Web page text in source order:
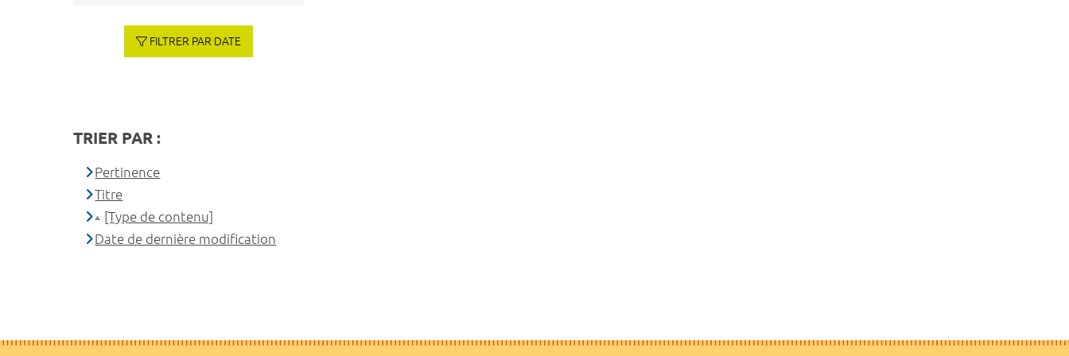
FILTRER PAR DATE
TRIER PAR :
Pertinence
Titre
[Type de contenu]
Date de dernière modification